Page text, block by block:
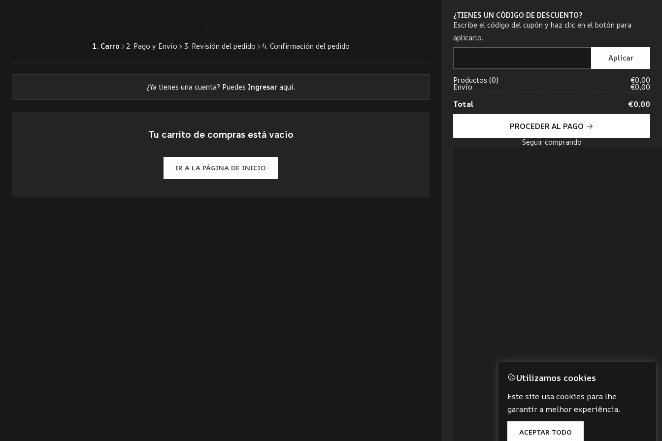
1. Carro 2. Pago y Envío 3. Revisión del pedido 4. Confirmación del pedido
¿Ya tienes una cuenta? Puedes Ingresar aquí.
Tu carrito de compras está vacío
IR A LA PÁGINA DE INICIO
¿TIENES UN CÓDIGO DE DESCUENTO?
Escribe el código del cupón y haz clic en el botón para
aplicarlo.
Productos 0 €0,00
Envío €0,00
Total €0,00
PROCEDER AL PAGO
Seguir comprando
Utilizamos cookies
Este site usa cookies para lhe
garantir a melhor experiência.
ACEPTAR TODO